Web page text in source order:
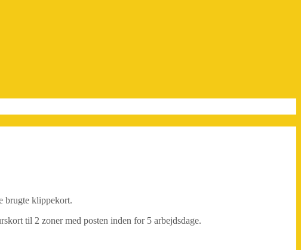
brugte klippekort.
til 2 zoner med posten inden for 5 arbejdsdage.